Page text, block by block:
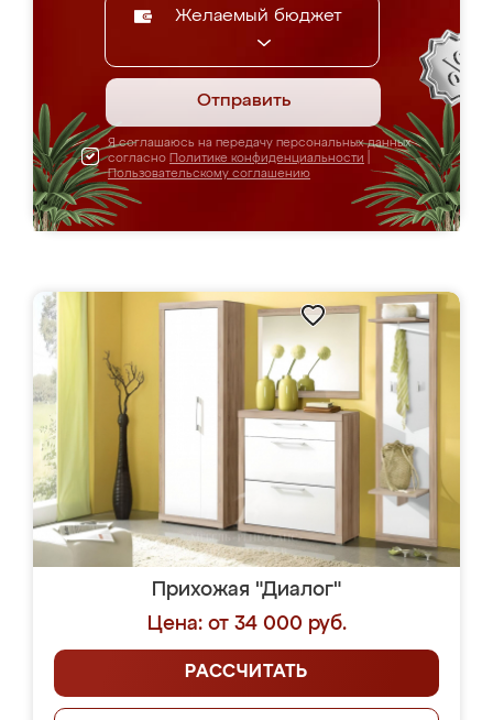
Желаемый бюджет
Отправить
Я соглашаюсь на передачу персональных данных
согласно Политике конфиденциальности
Пользовательскому соглашению
Прихожая "Диалог"
Цена: от 34 000 руб.
РАССЧИТАТЬ